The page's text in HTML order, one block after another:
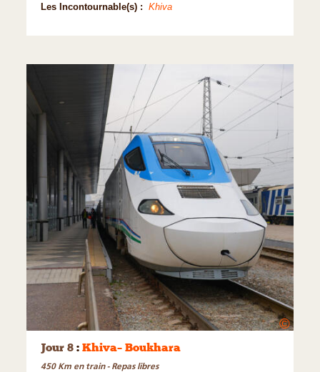
Les Incontournable(s) : Khiva
©
Jour 8 : Khiva– Boukhara
450 Km en train - Repas libres